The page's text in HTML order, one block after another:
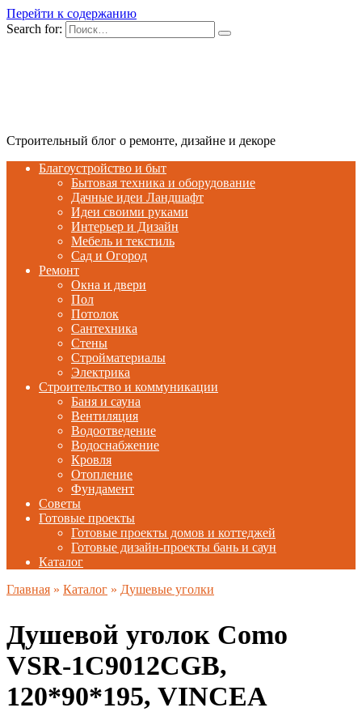
Перейти к содержанию
Search for:
Строительный блог о ремонте, дизайне и декоре
Благоустройство и быт
Бытовая техника и оборудование
Дачные идеи Ландшафт
Идеи своими руками
Интерьер и Дизайн
Мебель и текстиль
Сад и Огород
Ремонт
Окна и двери
Пол
Потолок
Сантехника
Стены
Стройматериалы
Электрика
Строительство и коммуникации
Баня и сауна
Вентиляция
Водоотведение
Водоснабжение
Кровля
Отопление
Фундамент
Советы
Готовые проекты
Готовые проекты домов и коттеджей
Готовые дизайн-проекты бань и саун
Каталог
Главная » Каталог » Душевые уголки
Душевой уголок Como
VSR-1C9012CGB,
120*90*195, VINCEA